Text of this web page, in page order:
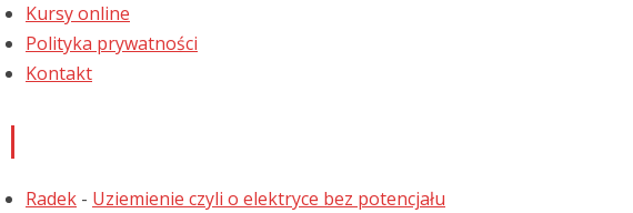
Kursy online
Polityka prywatności
Kontakt
Radek - Uziemienie czyli o elektryce bez potencjału